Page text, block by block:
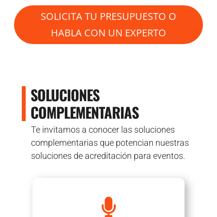
SOLICITA TU PRESUPUESTO O
HABLA CON UN EXPERTO
SOLUCIONES
COMPLEMENTARIAS
Te invitamos a conocer las soluciones
complementarias que potencian nuestras
soluciones de acreditación para eventos.

Aumenta la visibilidad y conexión con la
audiencia de tu evento.